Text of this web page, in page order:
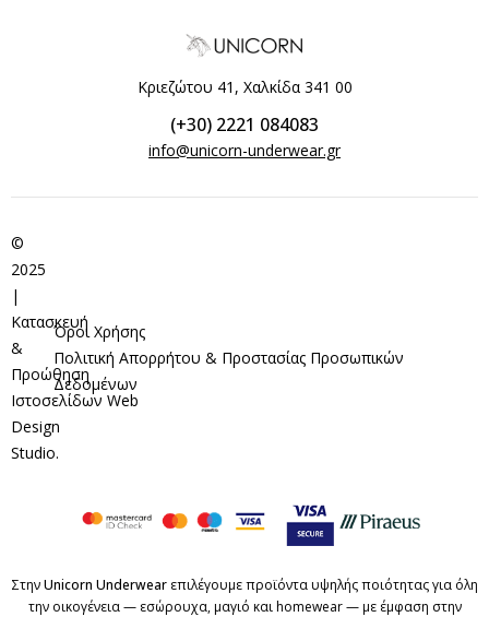
Κριεζώτου 41, Χαλκίδα 341 00
(+30) 2221 084083
info@unicorn-underwear.gr
©
2025
|
Κατασκευή
&
Προώθηση
Ιστοσελίδων Web
Design
Studio.
Όροι Χρήσης
Πολιτική Απορρήτου & Προστασίας Προσωπικών
Δεδομένων
ΣτηνUnicorn Underwearεπιλέγουμε προϊόντα υψηλής ποιότητας για όλη
την οικογένεια — εσώρουχα, μαγιό και homewear — με έμφαση στην